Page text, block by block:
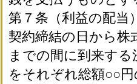
第７条（利益の配
契約締結の日から株
までの間に到来す
をそれぞれ総額○○